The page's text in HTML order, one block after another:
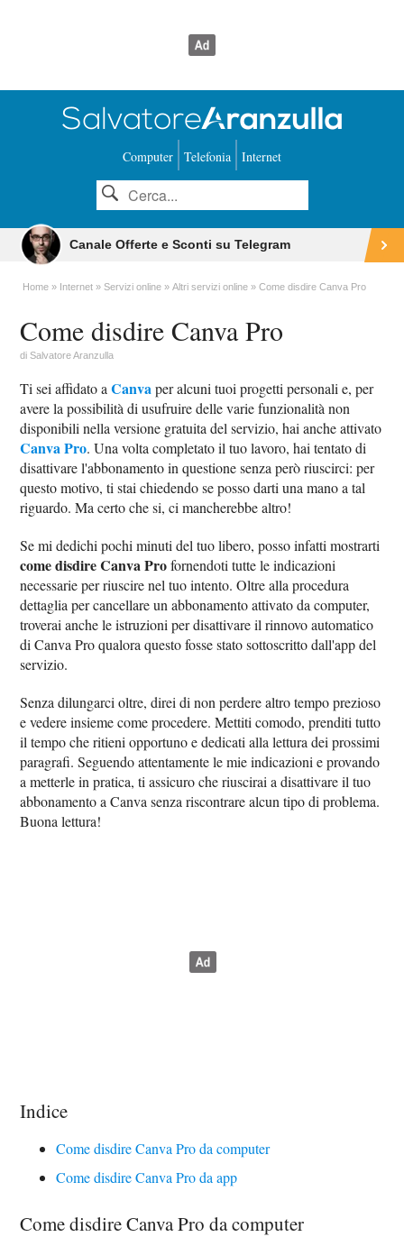
Computer Telefonia Internet
Canale Offerte e Sconti su Telegram
Home Internet Servizi online Altri servizi online Come disdire Canva Pro
Come disdire Canva Pro
diSalvatore Aranzulla
Ti sei affidato aCanvaper alcuni tuoi progetti personali e, per
avere la possibilità di usufruire delle varie funzionalità non
disponibili nella versione gratuita del servizio, hai anche attivato
Canva Pro. Una volta completato il tuo lavoro, hai tentato di
disattivare l'abbonamento in questione senza però riuscirci: per
questo motivo, ti stai chiedendo se posso darti una mano a tal
riguardo. Ma certo che si, ci mancherebbe altro!
Se mi dedichi pochi minuti del tuo libero, posso infatti mostrarti
come disdire Canva Profornendoti tutte le indicazioni
necessarie per riuscire nel tuo intento. Oltre alla procedura
dettaglia per cancellare un abbonamento attivato da computer,
troverai anche le istruzioni per disattivare il rinnovo automatico
di Canva Pro qualora questo fosse stato sottoscritto dall'app del
servizio.
Senza dilungarci oltre, direi di non perdere altro tempo prezioso
e vedere insieme come procedere. Mettiti comodo, prenditi tutto
il tempo che ritieni opportuno e dedicati alla lettura dei prossimi
paragrafi. Seguendo attentamente le mie indicazioni e provando
a metterle in pratica, ti assicuro che riuscirai a disattivare il tuo
abbonamento a Canva senza riscontrare alcun tipo di problema.
Buona lettura!
Indice
Come disdire Canva Pro da computer
Come disdire Canva Pro da app
Come disdire Canva Pro da computer